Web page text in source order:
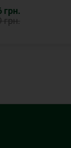
грн.
грн.